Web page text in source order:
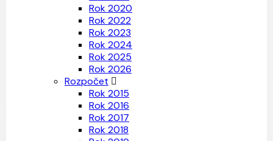
Rok 2020
Rok 2022
Rok 2023
Rok 2024
Rok 2025
Rok 2026
Rozpočet
Rok 2015
Rok 2016
Rok 2017
Rok 2018